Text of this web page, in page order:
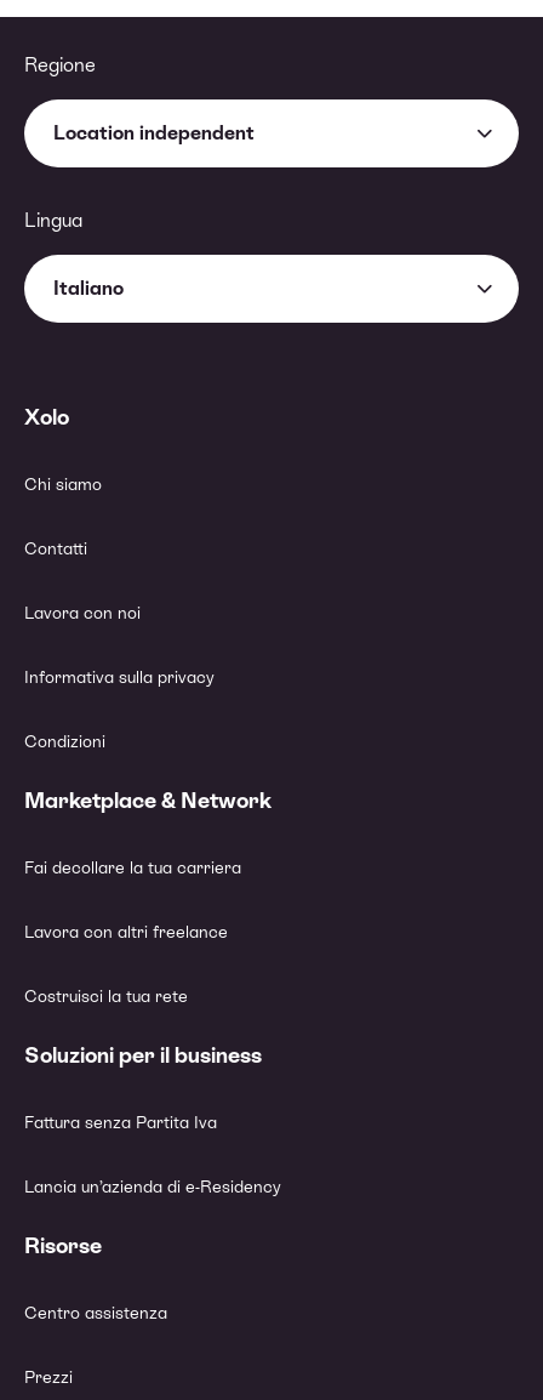
Regione
Location independent
Lingua
Italiano
Xolo
Chi siamo
Contatti
Lavora con noi
Informativa sulla privacy
Condizioni
Marketplace & Network
Fai decollare la tua carriera
Lavora con altri freelance
Costruisci la tua rete
Soluzioni per il business
Fattura senza Partita Iva
Lancia un’azienda di e-Residency
Risorse
Centro assistenza
Prezzi